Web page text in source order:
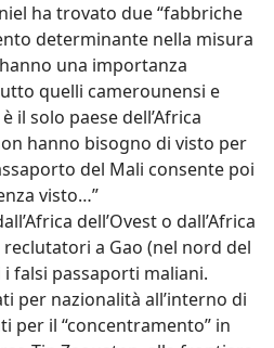
ha trovato due “fabbriche
determinante nella misura
una importanza
quelli camerounensi e
il solo paese dell’Africa
hanno bisogno di visto per
del Mali consente poi
visto…”
dell’Ovest o dall’Africa
a Gao (nel nord del
falsi passaporti maliani.
per nazionalità all’interno di
per il “concentramento” in